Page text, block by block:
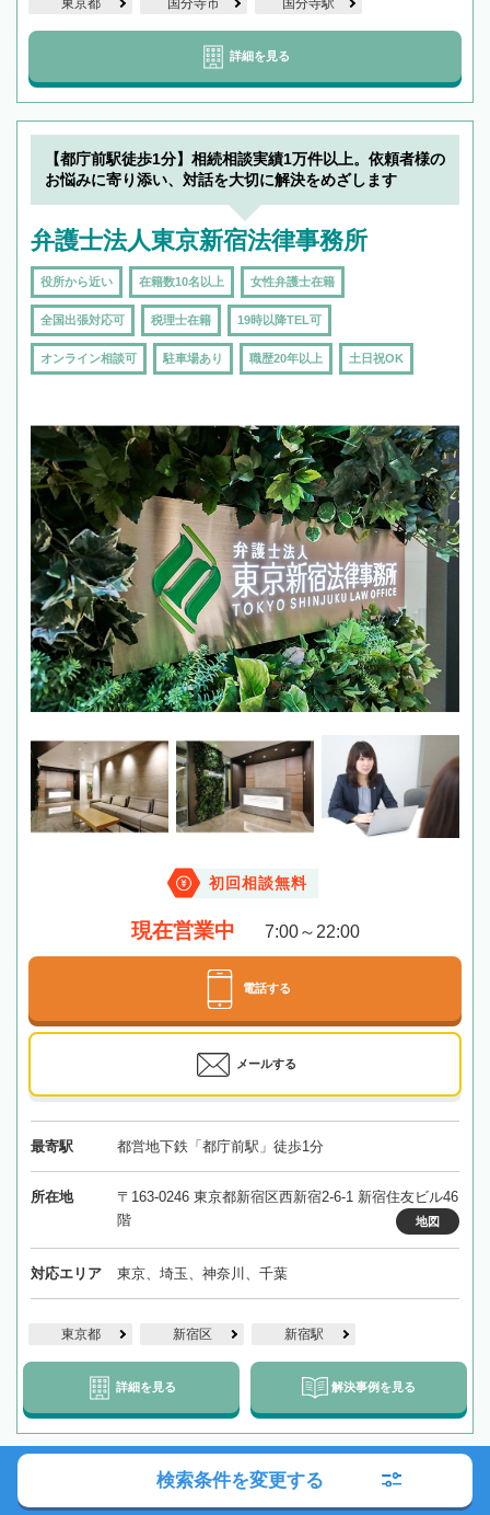
詳細を見る
【都庁前駅徒歩1分】相続相談実績1万件以上。依頼者様の
お悩みに寄り添い、対話を大切に解決をめざします
弁護士法人東京新宿法律事務所
役所から近い 在籍数10名以上 女性弁護士在籍
全国出張対応可 税理士在籍 19時以降TEL可
オンライン相談可 駐車場あり 職歴20年以上 土日祝OK
初回相談無料
現在営業中 7:00～22:00
電話する
メールする
最寄駅 都営地下鉄「都庁前駅」徒歩1分
所在地
〒163-0246 東京都新宿区西新宿2-6-1 新宿住友ビル46
階
地図
対応エリア 東京、埼玉、神奈川、千葉
東京都 新宿区 新宿駅
詳細を見る 解決事例を見る
【三鷹駅徒歩7分】法律に関することはもちろん、不動産
や相続税に関する問題もワンストップでサポートいたしま
検索条件を変更する